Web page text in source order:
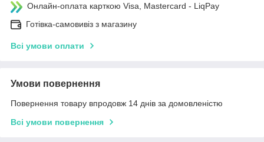
Онлайн-оплата карткою Visa, Mastercard - LiqPay
Готівка-самовивіз з магазину
Всі умови оплати
Умови повернення
Повернення товару впродовж 14 днів за домовленістю
Всі умови повернення